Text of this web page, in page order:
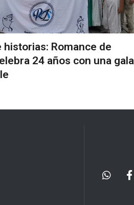
historias: Romance de
24 años con una gala